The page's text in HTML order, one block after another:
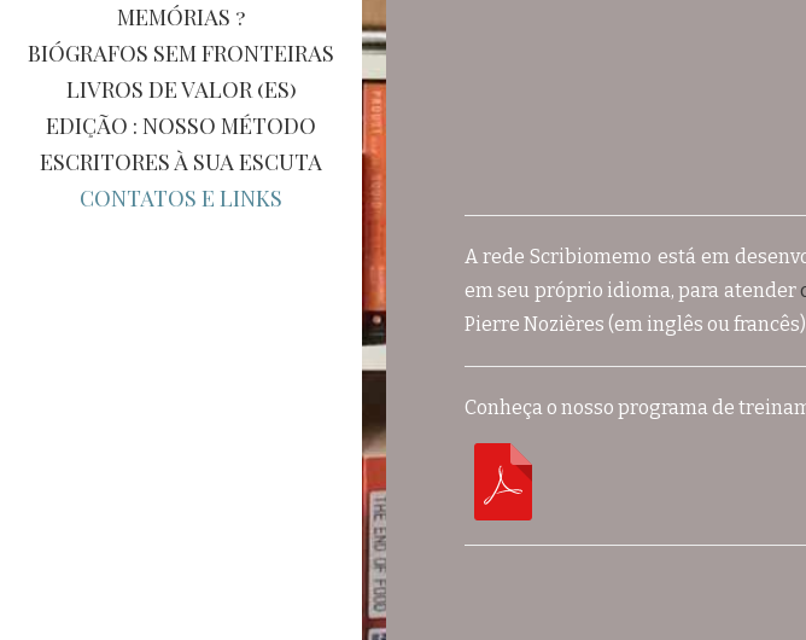
MEMÓRIAS ?
BIÓGRAFOS SEM FRONTEIRAS
LIVROS DE VALOR (ES)
EDIÇÃO : NOSSO MÉTODO
ESCRITORES À SUA ESCUTA
CONTATOS E LINKS
A rede Scribiomemo está em
em seu próprio idioma, para atender
Pierre Nozières (em inglês ou francês)
Conheça o nosso programa de